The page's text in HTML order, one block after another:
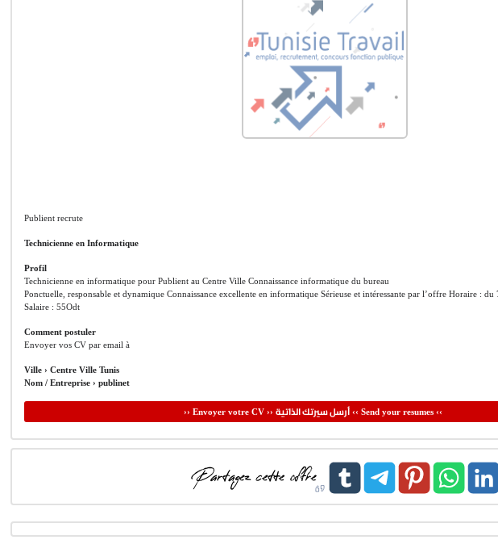
Publient recrute
Technicienne en Informatique
Profil
Technicienne en informatique pour Publient au Centre Ville Connaissance informatique du bureau
Ponctuelle, responsable et dynamique Connaissance excellente en informatique Sérieuse et intéressante par l’offre Horaire : du
Salaire : 55Odt
Comment postuler
Envoyer vos CV par email à
Ville › Centre Ville Tunis
Nom / Entreprise › publinet
›› Envoyer votre CV ›› أرسل سيرتك الذاتية‹‹ Send your resumes ‹‹